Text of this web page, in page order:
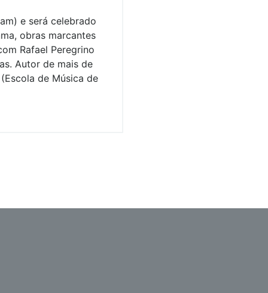
e será celebrado
obras marcantes
Rafael Peregrino
Autor de mais de
de Música de